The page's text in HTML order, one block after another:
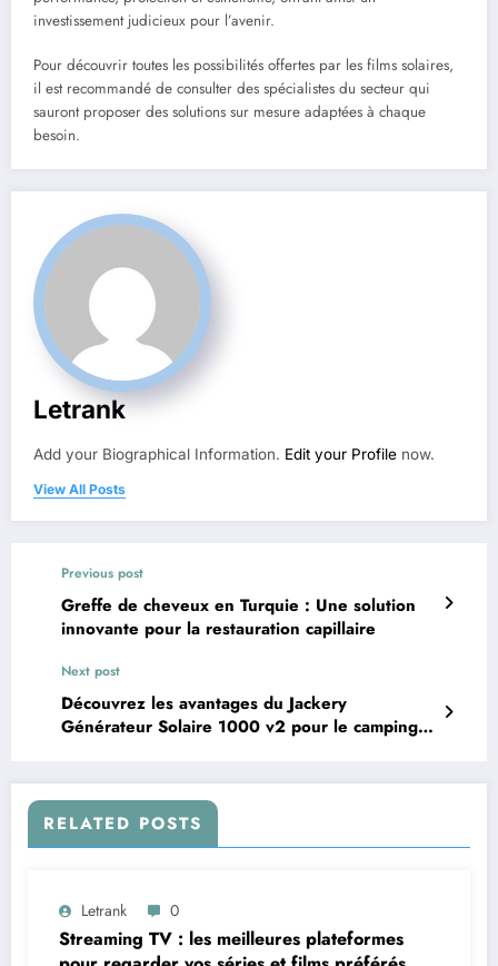
investissement judicieux pour l’avenir.
Pour découvrir toutes les possibilités offertes par les films solaires,
il est recommandé de consulter des spécialistes du secteur qui
sauront proposer des solutions sur mesure adaptées à chaque
besoin.
Letrank
Add your Biographical Information. Edit your Profile now.
View All Posts
Previous post
Greffe de cheveux en Turquie : Une solution
innovante pour la restauration capillaire
Next post
Découvrez les avantages du Jackery
Générateur Solaire 1000 v2 pour le camping à
RELATED POSTS
Letrank 0
Streaming TV : les meilleures plateformes